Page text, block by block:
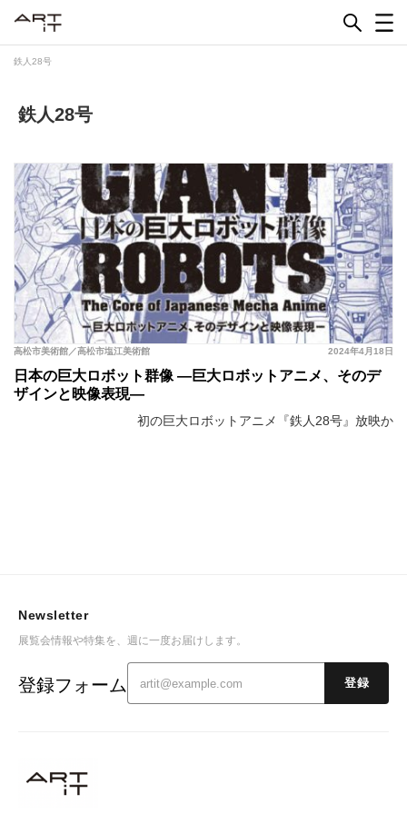
鉄人28号
鉄人28号
2024年4月18日
高松市美術館／高松市塩江美術館
日本の巨大ロボット群像 ―巨大ロボットアニメ、そのデ
ザインと映像表現―
初の巨大ロボットアニメ『鉄人28号』放映か
Newsletter
展覧会情報や特集を、週に一度お届けします。
登録フォーム 登録